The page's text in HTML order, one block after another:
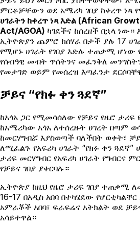
ምርቶቻቸውን ወደ አሜሪካ ገበያ ከቀረጥ ነጻ
ሀገራትን ከቀረጥ ነጻ እድል (African
Act/AGOA) ካገደችና ከሰረዘች በኋላ ነው።
ኢትዮጵያን ጨምሮ ከሰሃራ በታች ያሉ 17
የሚሆኑ ሀገራት የገበያ እድሉ ተጠቃሚ
የሰብዓዊ መብት ጥሰትንና መፈንቅለ
የመታገድ ወይም የመሰረዝ እጣፈንታ
ቻይና “የክፉ ቀን ጓደኛ”
ከአጎአ ጋር የሚመሳሰለው የቻይና የዜሮ ታሪፍ
ከአሜሪካው አጎአ ለተሰረዙት ሀገረት በጣም
ከመርሃግብሯ እያስወጣች ባለችበት ወቀት፣
ለሚፈልጉ የአፍሪካ ሀገራት “የክፉ ቀን ጓደኛ”
ታሪፍ መርሃግብር የአፍሪካ ሀገራት የግብርና
የቻይና ገበያ ያቀርባሉ።
ኢትዮጵያ ከዚህ የዜሮ ታሪፍ ገበያ ተጠቃሚ
16-17 በአዲስ አበባ በተካሄደው
አምራቾች አበባ፣ ፍራፍሬና አትክልት ወደ
አሳይተዋል።